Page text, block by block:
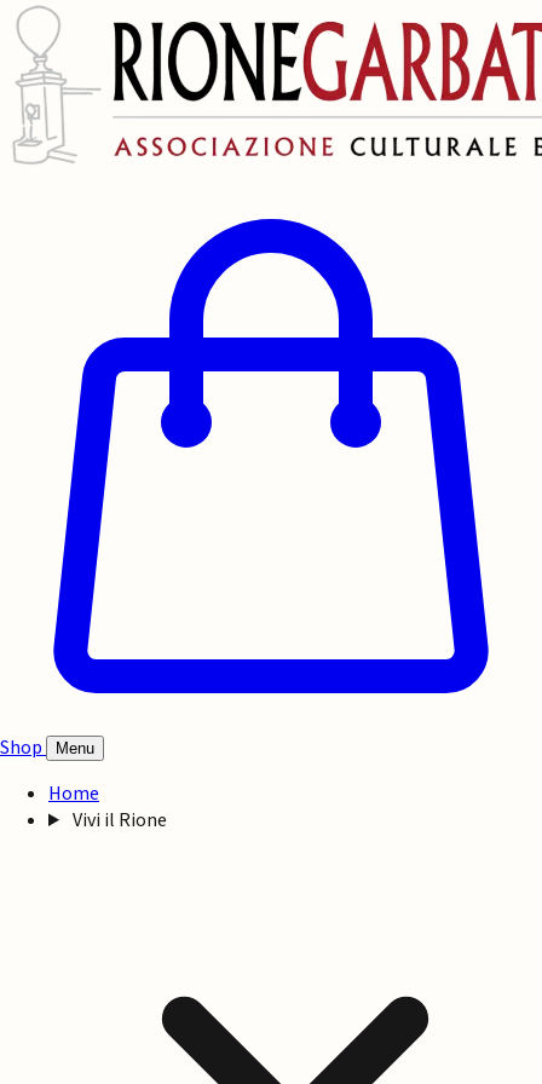
Shop Menu
Home
Vivi il Rione